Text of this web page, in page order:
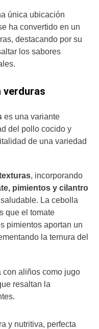
única ubicación
ha convertido en un
destacando por su
los sabores
verduras
es una variante
del pollo cocido y
de una variedad
, incorporando
pimientos y cilantro
La cebolla
que el tomate
pimientos aportan un
la ternura del
con aliños como jugo
resaltan la
y nutritiva, perfecta